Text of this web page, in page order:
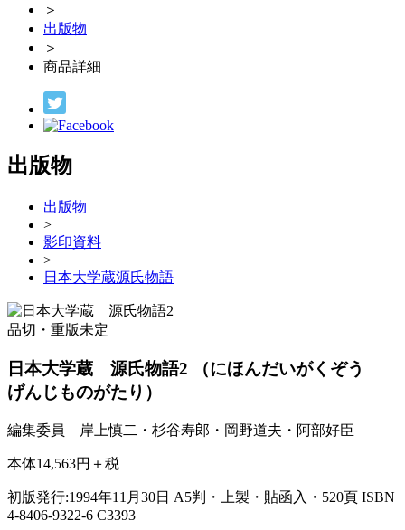
＞
出版物
＞
商品詳細
出版物
出版物
>
影印資料
>
日本大学蔵源氏物語
品切・重版未定
日本大学蔵 源氏物語2
（にほんだいがくぞう
げんじものがたり）
編集委員 岸上慎二・杉谷寿郎・岡野道夫・阿部好臣
本体14,563円＋税
初版発行:1994年11月30日 A5判・上製・貼函入・520頁 ISBN
4-8406-9322-6 C3393